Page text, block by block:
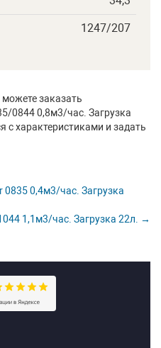
1247/207
заказать
0844 0,8м3/час. Загрузка
с характеристиками и задать
0835 0,4м3/час. Загрузка
1,1м3/час. Загрузка 22л. →